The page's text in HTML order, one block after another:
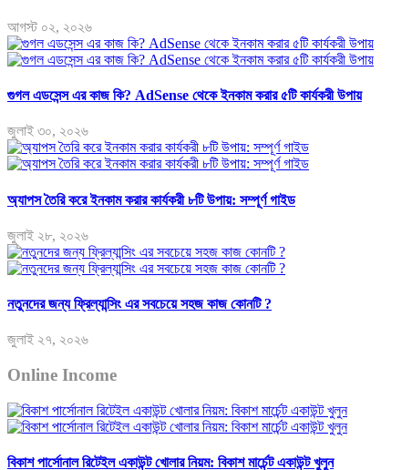
আগস্ট ০২, ২০২৬
গুগল এডসেন্স এর কাজ কি? AdSense থেকে ইনকাম করার ৫টি কার্যকরী উপায়
জুলাই ৩০, ২০২৬
অ্যাপস তৈরি করে ইনকাম করার কার্যকরী ৮টি উপায়: সম্পূর্ণ গাইড
জুলাই ২৮, ২০২৬
নতুনদের জন্য ফ্রিল্যান্সিং এর সবচেয়ে সহজ কাজ কোনটি ?
জুলাই ২৭, ২০২৬
Online Income
বিকাশ পার্সোনাল রিটেইল একাউন্ট খোলার নিয়ম: বিকাশ মার্চেন্ট একাউন্ট খুলুন